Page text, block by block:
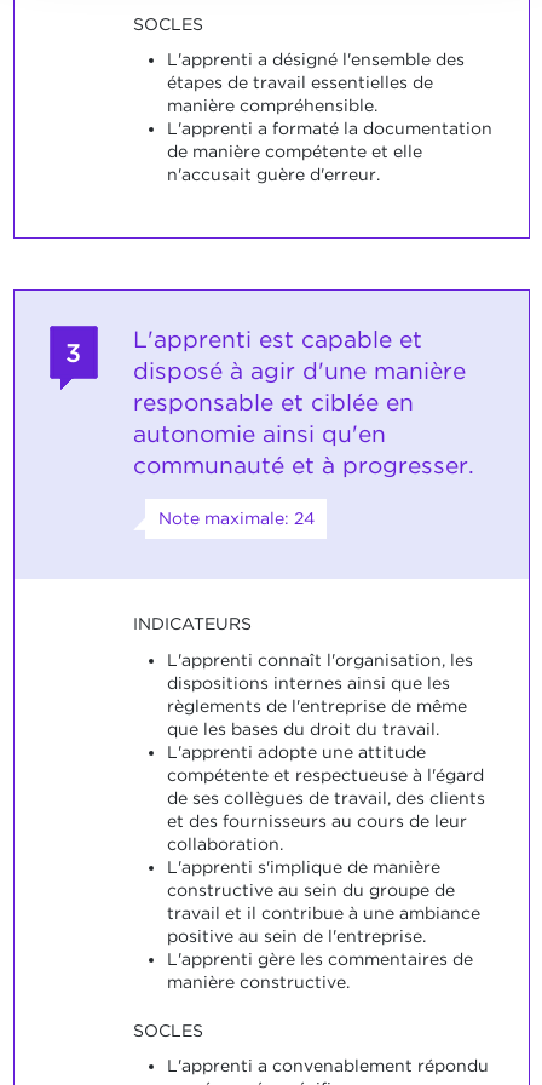
SOCLES
L'apprenti a désigné l'ensemble des
étapes de travail essentielles de
manière compréhensible.
L'apprenti a formaté la documentation
de manière compétente et elle
n'accusait guère d'erreur.
3
L'apprenti est capable et
disposé à agir d'une manière
responsable et ciblée en
autonomie ainsi qu'en
communauté et à progresser.
Note maximale: 24
INDICATEURS
L'apprenti connaît l'organisation, les
dispositions internes ainsi que les
règlements de l'entreprise de même
que les bases du droit du travail.
L'apprenti adopte une attitude
compétente et respectueuse à l'égard
de ses collègues de travail, des clients
et des fournisseurs au cours de leur
collaboration.
L'apprenti s'implique de manière
constructive au sein du groupe de
travail et il contribue à une ambiance
positive au sein de l'entreprise.
L'apprenti gère les commentaires de
manière constructive.
SOCLES
L'apprenti a convenablement répondu